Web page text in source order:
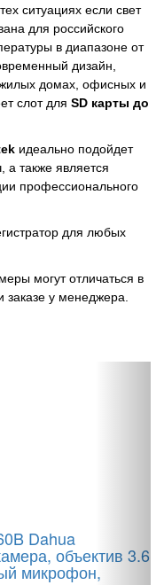
ситуациях если свет
для российского
в диапазоне от
дизайн,
домах, офисных и
слот для SD карты до
идеально подойдет
а также является
профессионального
для любых
могут отличаться в
заказе у менеджера.
Dahua
объектив 3.6
микрофон,